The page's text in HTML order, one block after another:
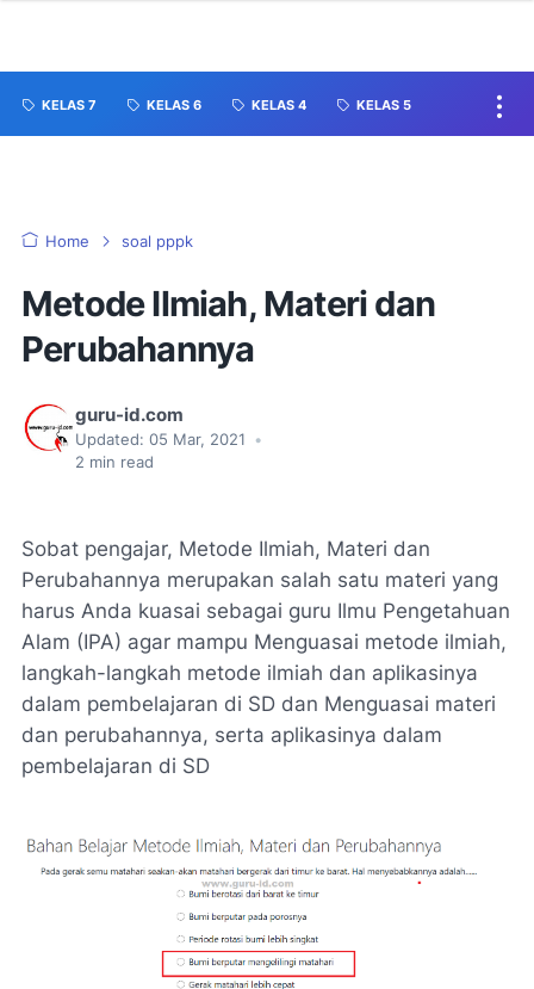
KELAS 7 KELAS 6 KELAS 4 KELAS 5
Home soal pppk
Metode Ilmiah, Materi dan
Perubahannya
guru-id.com
Updated: 05 Mar, 2021
•
2 min read
Sobat pengajar, Metode Ilmiah, Materi dan
Perubahannya merupakan salah satu materi yang
harus Anda kuasai sebagai guru Ilmu Pengetahuan
Alam (IPA) agar mampu Menguasai metode ilmiah,
langkah-langkah metode ilmiah dan aplikasinya
dalam pembelajaran di SD dan Menguasai materi
dan perubahannya, serta aplikasinya dalam
pembelajaran di SD